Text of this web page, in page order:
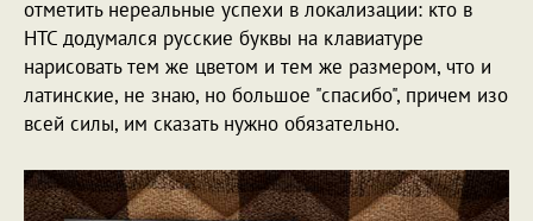
отметить нереальные успехи в локализации: кто в
HTC додумался русские буквы на клавиатуре
нарисовать тем же цветом и тем же размером, что и
латинские, не знаю, но большое "спасибо", причем изо
всей силы, им сказать нужно обязательно.